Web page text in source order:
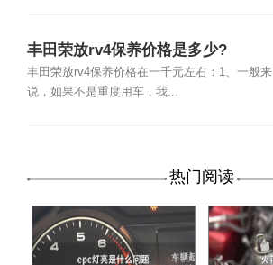
丰田荣放rv4保养价格是多少?
丰田荣放rv4保养价格在一千元左右：1、一般来
说，如果不是重度用车，我...
热门阅读